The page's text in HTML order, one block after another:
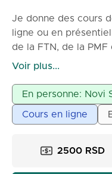
Je donne des cours
ligne ou en
de la FTN, de la
Les cours sont
réussir vos examens.
Il est possible de
en duo ou en petit
plateforme.
Voir plus...
En personne: Novi
Cours en ligne
2500 RSD